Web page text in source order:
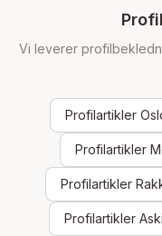
Vi leverer
Profilartikler
Profilartikler
Profilartikler
Profilartikler